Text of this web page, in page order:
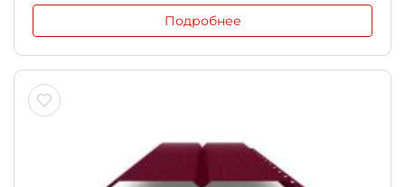
Подробнее